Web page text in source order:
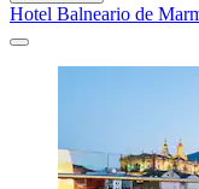
Hotel Balneario de